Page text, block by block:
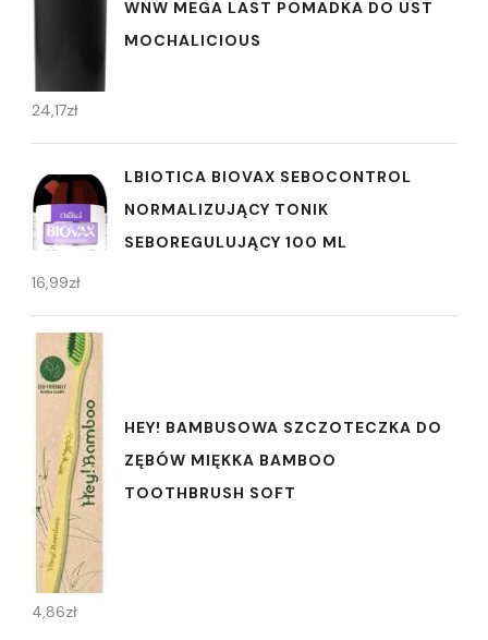
WNW MEGA LAST POMADKA DO UST
MOCHALICIOUS
24,17zł
LBIOTICA BIOVAX SEBOCONTROL
NORMALIZUJĄCY TONIK
SEBOREGULUJĄCY 100 ML
16,99zł
HEY! BAMBUSOWA SZCZOTECZKA DO
ZĘBÓW MIĘKKA BAMBOO
TOOTHBRUSH SOFT
4,86zł